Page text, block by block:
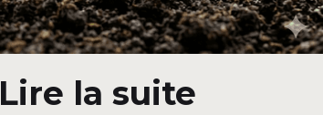
Lire la suite